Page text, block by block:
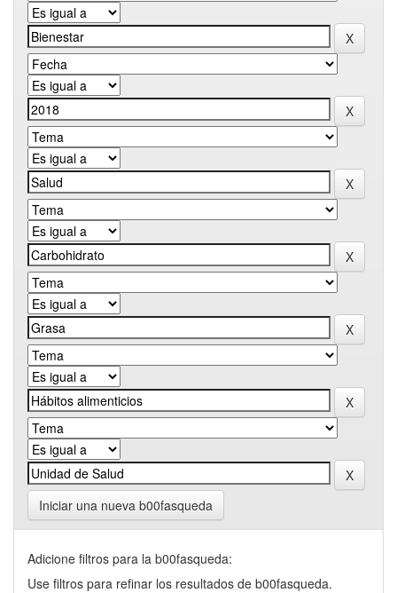
Iniciar una nueva b00fasqueda
Adicione filtros para la b00fasqueda:
Use filtros para refinar los resultados de b00fasqueda.